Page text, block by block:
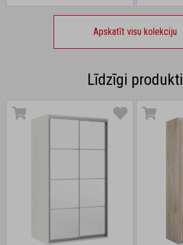
Apskatīt visu kolekciju
Līdzīgi produkti